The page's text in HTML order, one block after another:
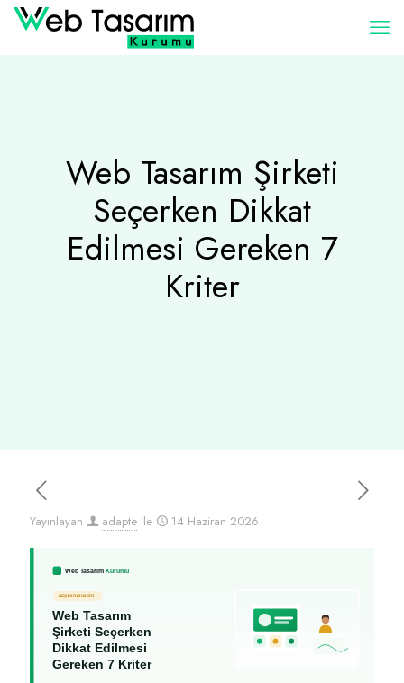
Web Tasarım Şirketi
Seçerken Dikkat
Edilmesi Gereken 7
Kriter
Yayınlayan adapte ile 14 Haziran 2026